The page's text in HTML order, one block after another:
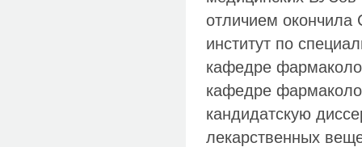
отличием окончила
институт по
кафедре
кафедре
кандидатскую
лекарственных